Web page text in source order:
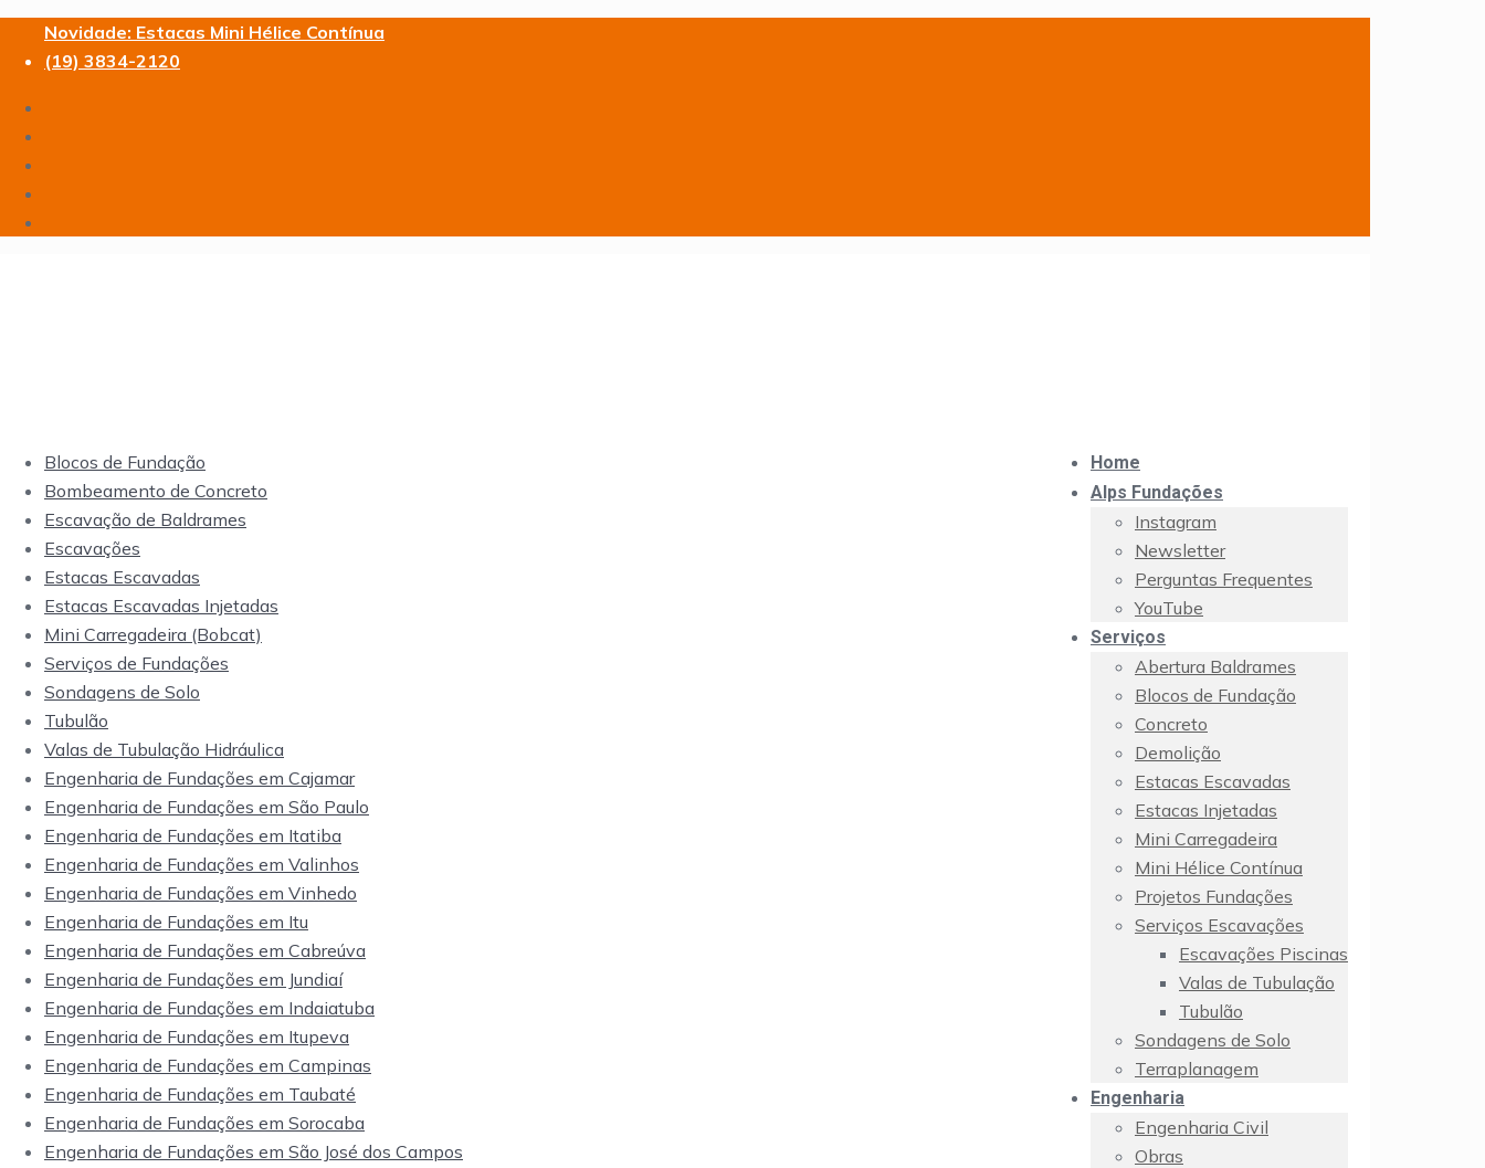
Novidade: Estacas Mini Hélice Contínua
(19) 3834-2120
Home
Alps Fundações
Instagram
Newsletter
Perguntas Frequentes
YouTube
Serviços
Abertura Baldrames
Blocos de Fundação
Concreto
Demolição
Estacas Escavadas
Estacas Injetadas
Mini Carregadeira
Mini Hélice Contínua
Projetos Fundações
Serviços Escavações
Escavações Piscinas
Valas de Tubulação
Tubulão
Sondagens de Solo
Terraplanagem
Engenharia
Engenharia Civil
Obras
Blocos de Fundação
Bombeamento de Concreto
Escavação de Baldrames
Escavações
Estacas Escavadas
Estacas Escavadas Injetadas
Mini Carregadeira (Bobcat)
Serviços de Fundações
Sondagens de Solo
Tubulão
Valas de Tubulação Hidráulica
Engenharia de Fundações em Cajamar
Engenharia de Fundações em São Paulo
Engenharia de Fundações em Itatiba
Engenharia de Fundações em Valinhos
Engenharia de Fundações em Vinhedo
Engenharia de Fundações em Itu
Engenharia de Fundações em Cabreúva
Engenharia de Fundações em Jundiaí
Engenharia de Fundações em Indaiatuba
Engenharia de Fundações em Itupeva
Engenharia de Fundações em Campinas
Engenharia de Fundações em Taubaté
Engenharia de Fundações em Sorocaba
Engenharia de Fundações em São José dos Campos